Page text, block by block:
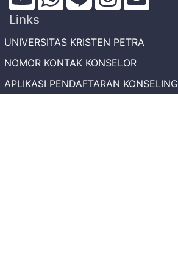
Links
UNIVERSITAS KRISTEN PETRA
NOMOR KONTAK KONSELOR
APLIKASI PENDAFTARAN KONSELING